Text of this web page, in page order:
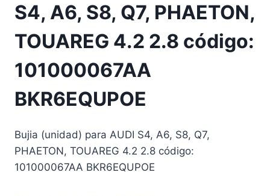
S4, A6, S8, Q7, PHAETON,
TOUAREG 4.2 2.8 código:
101000067AA
BKR6EQUPOE
Bujia (unidad) para AUDI S4, A6, S8, Q7,
PHAETON, TOUAREG 4.2 2.8 código:
101000067AA BKR6EQUPOE